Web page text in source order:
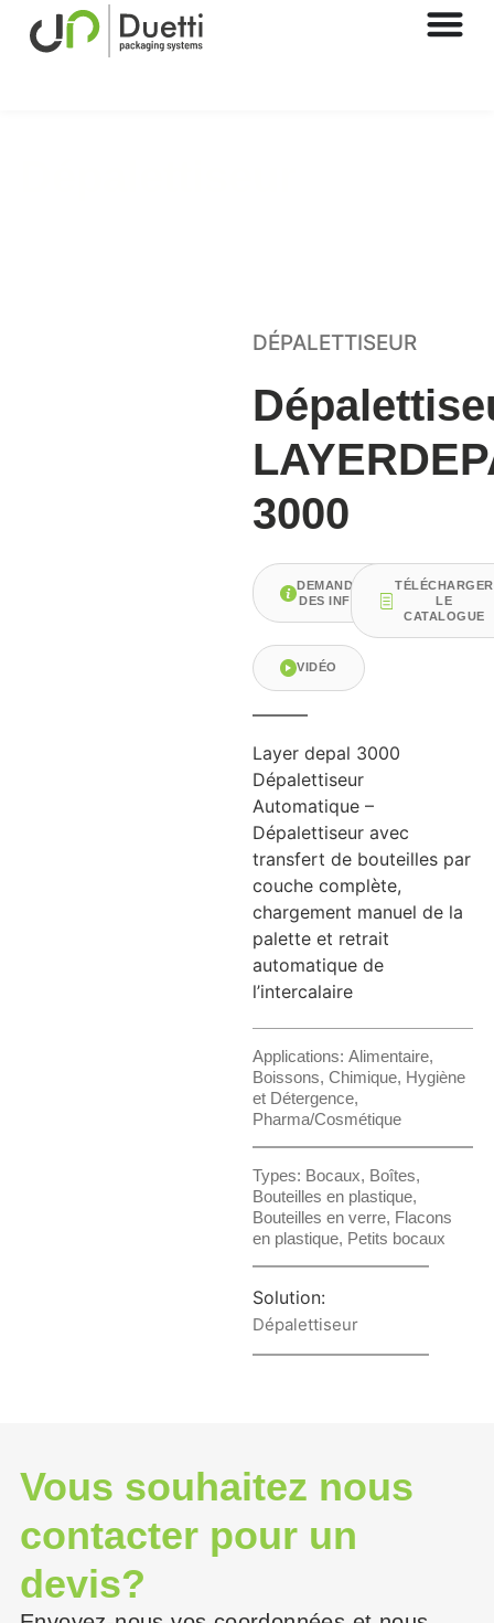
DÉPALETTISEUR
3000
DEMANDER
DES INFOS
TÉLÉCHARGER
LE
CATALOGUE
VIDÉO
Layer depal 3000
Dépalettiseur
Automatique –
Dépalettiseur avec
transfert de bouteilles par
couche complète,
chargement manuel de la
palette et retrait
automatique de
l’intercalaire
Applications: Alimentaire,
Boissons, Chimique, Hygiène
et Détergence,
Pharma/Cosmétique
Types: Bocaux, Boîtes,
Bouteilles en plastique,
Bouteilles en verre, Flacons
en plastique, Petits bocaux
Solution:
Dépalettiseur
Vous souhaitez nous
contacter pour un
devis?